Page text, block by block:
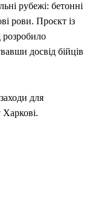
рубежі: бетонні
рови. Проєкт із
розробило
досвід бійців
для